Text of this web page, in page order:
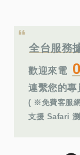
全台服務
歡迎來電
連繫您的專
( ※免費客服
支援 Safari